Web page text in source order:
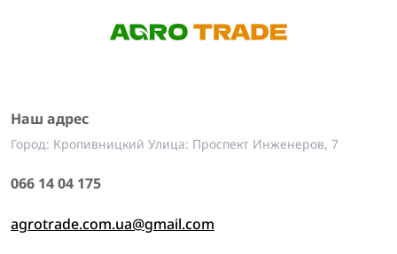
Наш адрес
Город: Кропивницкий Улица: Проспект Инженеров, 7
066 14 04 175
agrotrade.com.ua@gmail.com